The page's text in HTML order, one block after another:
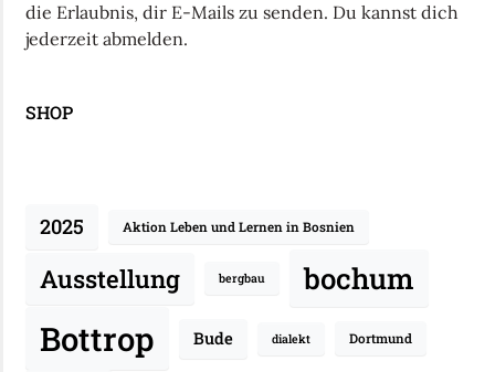
die Erlaubnis, dir E-Mails zu senden. Du kannst dich
jederzeit abmelden.
SHOP
2025 Aktion Leben und Lernen in Bosnien
Ausstellung bergbau bochum
Bottrop Bude dialekt Dortmund